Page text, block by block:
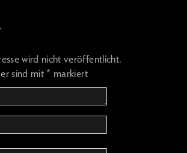
wird nicht veröffentlicht.
sind mit * markiert